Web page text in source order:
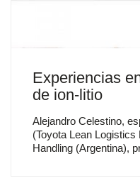
Experiencias
de ion-litio
Alejandro Celestino,
(Toyota Lean
Handling (Argentina),